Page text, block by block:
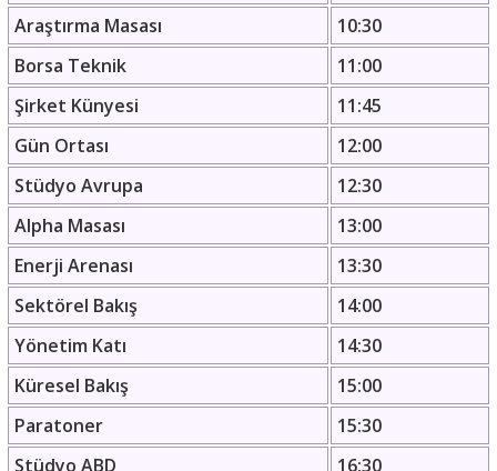
Araştırma Masası
10:30
Borsa Teknik
11:00
Şirket Künyesi
11:45
Gün Ortası
12:00
Stüdyo Avrupa
12:30
Alpha Masası
13:00
Enerji Arenası
13:30
Sektörel Bakış
14:00
Yönetim Katı
14:30
Küresel Bakış
15:00
Paratoner
15:30
Stüdyo ABD
16:30